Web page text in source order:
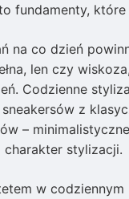
fundamenty,
na co dzień
len czy
Codzienne
z
–
stylizacji.
w